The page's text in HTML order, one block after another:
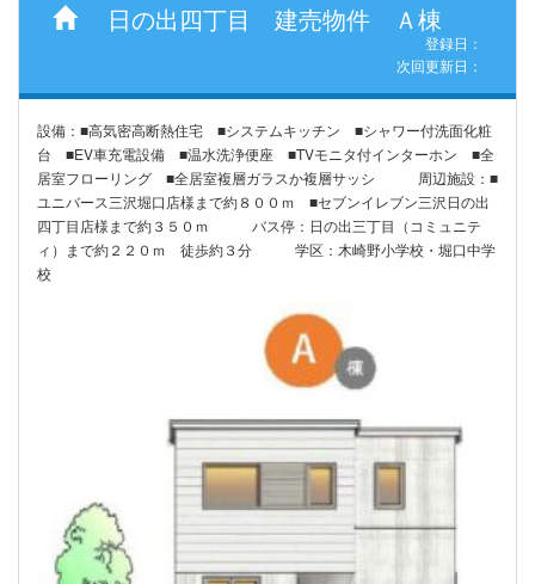
日の出四丁目 建売物件 Ａ棟
登録日：
次回更新日：
設備：■高気密高断熱住宅 ■システムキッチン ■シャワー付洗面化粧
台 ■EV車充電設備 ■温水洗浄便座 ■TVモニタ付インターホン ■全
居室フローリング ■全居室複層ガラスか複層サッシ 周辺施設：■
ユニバース三沢堀口店様まで約８００ｍ ■セブンイレブン三沢日の出
四丁目店様まで約３５０ｍ バス停：日の出三丁目（コミュニテ
ィ）まで約２２０ｍ 徒歩約３分 学区：木崎野小学校・堀口中学
校